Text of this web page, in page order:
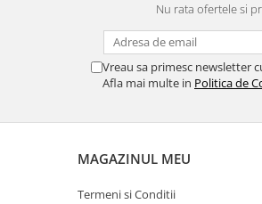
Nu rata ofertele si
Vreau sa primesc newsletter
Afla mai multe in Politica de
MAGAZINUL MEU
Termeni si Conditii